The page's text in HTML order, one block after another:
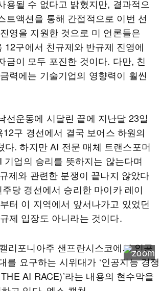
용될 수 없다고 밝혔지만, 결과적으
트액션을 통해 간접적으로 이번 선
영을 지원한 것으로 미 언론들은
12구에서 친규제와 반규제 진영에
금이 모두 포진한 것이다. 다만, 친
력에는 기술기업의 영향력이 훨씬
선운동에 시달린 끝에 지난달 23일
구 경선에서 결국 보어스 하원의
다. 하지만 AI 전문 매체 트랜스포머
기업의 승리를 뜻하지는 않는다며
제와 관련한 분쟁이 끝나지 않았다
당 경선에서 승리한 마이카 레이
터 이 지역에서 앞서나가고 있었던
제 입장도 아니라는 것이다.